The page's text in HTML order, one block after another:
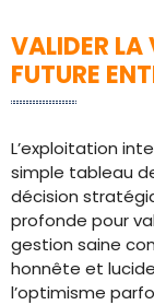
VALIDER LA
FUTURE
L’exploitation
simple tableau
décision
profonde pour
gestion saine
honnête et
l’optimisme